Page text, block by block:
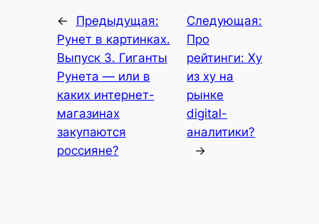
←
Предыдущая:
Рунет в картинках.
Выпуск 3. Гиганты
Рунета — или в
каких интернет-
магазинах
закупаются
россияне?
Следующая:
Про
рейтинги: Ху
из ху на
рынке
digital-
аналитики?
→